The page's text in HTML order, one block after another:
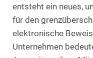
entsteht ein neues,
für den
elektronische
Unternehmen